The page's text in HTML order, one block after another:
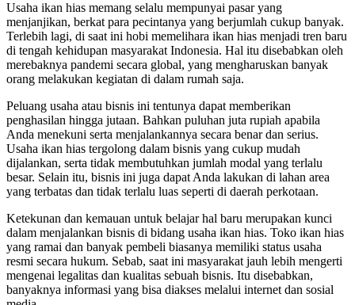
Usaha ikan hias memang selalu mempunyai pasar yang
menjanjikan, berkat para pecintanya yang berjumlah cukup banyak.
Terlebih lagi, di saat ini hobi memelihara ikan hias menjadi tren baru
di tengah kehidupan masyarakat Indonesia. Hal itu disebabkan oleh
merebaknya pandemi secara global, yang mengharuskan banyak
orang melakukan kegiatan di dalam rumah saja.
Peluang usaha atau bisnis ini tentunya dapat memberikan
penghasilan hingga jutaan. Bahkan puluhan juta rupiah apabila
Anda menekuni serta menjalankannya secara benar dan serius.
Usaha ikan hias tergolong dalam bisnis yang cukup mudah
dijalankan, serta tidak membutuhkan jumlah modal yang terlalu
besar. Selain itu, bisnis ini juga dapat Anda lakukan di lahan area
yang terbatas dan tidak terlalu luas seperti di daerah perkotaan.
Ketekunan dan kemauan untuk belajar hal baru merupakan kunci
dalam menjalankan bisnis di bidang usaha ikan hias. Toko ikan hias
yang ramai dan banyak pembeli biasanya memiliki status usaha
resmi secara hukum. Sebab, saat ini masyarakat jauh lebih mengerti
mengenai legalitas dan kualitas sebuah bisnis. Itu disebabkan,
banyaknya informasi yang bisa diakses melalui internet dan sosial